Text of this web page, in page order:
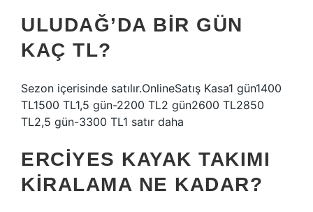
ULUDAĞ’DA BIR GÜN
KAÇ TL?
Sezon içerisinde satılır.OnlineSatış Kasa1 gün1400
TL1500 TL1,5 gün-2200 TL2 gün2600 TL2850
TL2,5 gün-3300 TL1 satır daha
ERCIYES KAYAK TAKIMI
KIRALAMA NE KADAR?